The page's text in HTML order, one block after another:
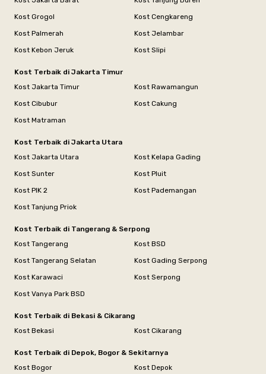
Kost Grogol
Kost Cengkareng
Kost Palmerah
Kost Jelambar
Kost Kebon Jeruk
Kost Slipi
Kost Terbaik di Jakarta Timur
Kost Jakarta Timur
Kost Rawamangun
Kost Cibubur
Kost Cakung
Kost Matraman
Kost Terbaik di Jakarta Utara
Kost Jakarta Utara
Kost Kelapa Gading
Kost Sunter
Kost Pluit
Kost PIK 2
Kost Pademangan
Kost Tanjung Priok
Kost Terbaik di Tangerang & Serpong
Kost Tangerang
Kost BSD
Kost Tangerang Selatan
Kost Gading Serpong
Kost Karawaci
Kost Serpong
Kost Vanya Park BSD
Kost Terbaik di Bekasi & Cikarang
Kost Bekasi
Kost Cikarang
Kost Terbaik di Depok, Bogor & Sekitarnya
Kost Bogor
Kost Depok